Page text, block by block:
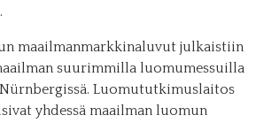
maailmanmarkkinaluvut julkaistiin
suurimmilla luomumessuilla
Nürnbergissä. Luomututkimuslaitos
yhdessä maailman luomun